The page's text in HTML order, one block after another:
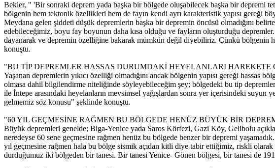
Bekler, " 'Bir sonraki deprem yada başka bir bölgede oluşabilecek başka bir depremi
bölgenin hem tektonik özellikleri hem de fayın kendi ayrı karakteristik yapısı gereği
Meydana gelen şiddeti düşük depremlerin başka bir depremin öncüsü olmadığını
edebileceğimiz, boyu fay boyunun daha kısa olduğu ve fayların oluşturduğu
dayanarak ve depremin özelliğine bakarak mümkün değil diyebiliriz. Çünkü bölgenin
konuştu.
"BU TİP DEPREMLER HASSAS DURUMDAKİ HEYELANLARI HAREKETE
Yaşanan depremlerin yıkıcı özelliği olmadığını ancak bölgenin yapısı gereği
olmasa dahil bilgilendirme niteliğinde söyleyebileceğim şey; bölgedeki bu tip
ile İntepe arasındaki heyelanların mevsimsel yağışlardan sonra yer içerisindeki suyun
gelmemiz söz konusu" şeklinde konuştu.
"60 YIL GEÇMESİNE RAĞMEN BU BÖLGEDE HENÜZ BÜYÜK BİR
Büyük depremleri genelde; Biga-Yenice yada Saros Körfezi, Gazi Köy, Gelibolu
neredeyse 60 sene geçmesine rağmen henüz bu bölgede benzer bir depremi
yıl geçmesine rağmen hala bu bölge sismik açıdan kitli diye tabir ettiğimiz, riskli
durduğumuz iki bölgeden bir tanesi. Bir tanesi Yenice- Gönen bölgesi, bir tanesi de